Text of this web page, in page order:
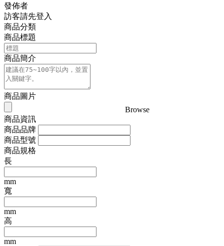
發佈者
訪客請先登入
商品分類
商品標題
商品簡介
商品圖片
Browse
商品資訊
商品品牌
商品型號
商品規格
長
mm
寬
mm
高
mm